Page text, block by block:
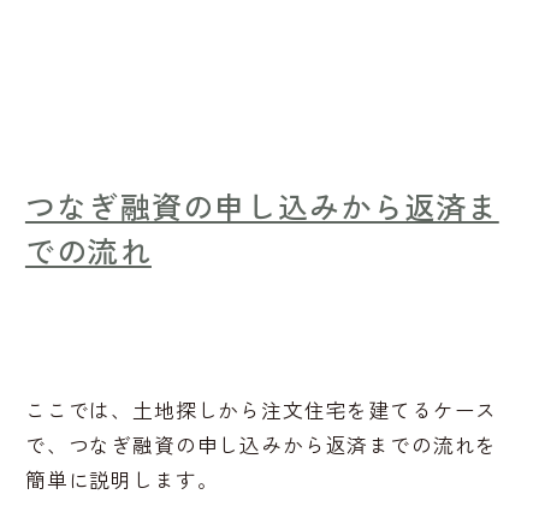
つなぎ融資の申し込みから返済ま
での流れ
ここでは、土地探しから注文住宅を建てるケース
で、つなぎ融資の申し込みから返済までの流れを
簡単に説明します。